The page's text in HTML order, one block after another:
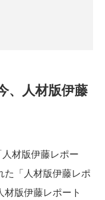
、人材版伊藤
材版伊藤レポー
た「人材版伊藤レポ
版伊藤レポート